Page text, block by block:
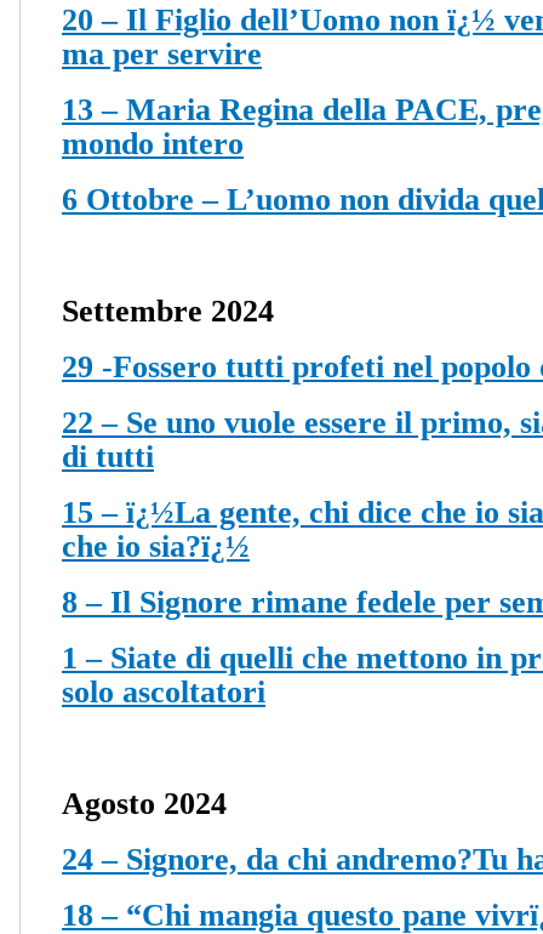
20 – Il Figlio dell’Uomo non ï¿½
ma per servire
13 – Maria Regina della PACE,
mondo intero
6 Ottobre – L’uomo non divida
Settembre 2024
29 -Fossero tutti profeti nel popolo
22 – Se uno vuole essere il primo,
di tutti
15 – ï¿½La gente, chi dice che io
che io sia?ï¿½
8 – Il Signore rimane fedele per
1 – Siate di quelli che mettono in
solo ascoltatori
Agosto 2024
24 – Signore, da chi andremo?Tu
18 – “Chi mangia questo pane